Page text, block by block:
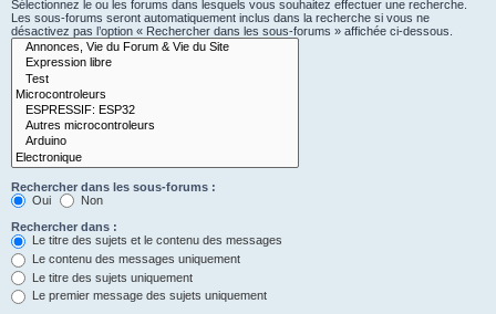
Sélectionnez le ou les forums dans lesquels vous souhaitez effectuer une recherche.
Les sous-forums seront automatiquement inclus dans la recherche si vous ne
désactivez pas l’option « Rechercher dans les sous-forums » affichée ci-dessous.
Rechercher dans les sous-forums :
Oui
Non
Rechercher dans :
Le titre des sujets et le contenu des messages
Le contenu des messages uniquement
Le titre des sujets uniquement
Le premier message des sujets uniquement